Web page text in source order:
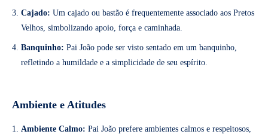
Cajado: Um cajado ou bastão é frequentemente associado aos Pretos
Velhos, simbolizando apoio, força e caminhada.
Banquinho: Pai João pode ser visto sentado em um banquinho,
refletindo a humildade e a simplicidade de seu espírito.
Ambiente e Atitudes
Ambiente Calmo: Pai João prefere ambientes calmos e respeitosos,